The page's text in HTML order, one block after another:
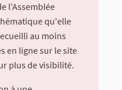
l'Assemblée
qu'elle
au moins
en ligne sur le site
plus de visibilité.